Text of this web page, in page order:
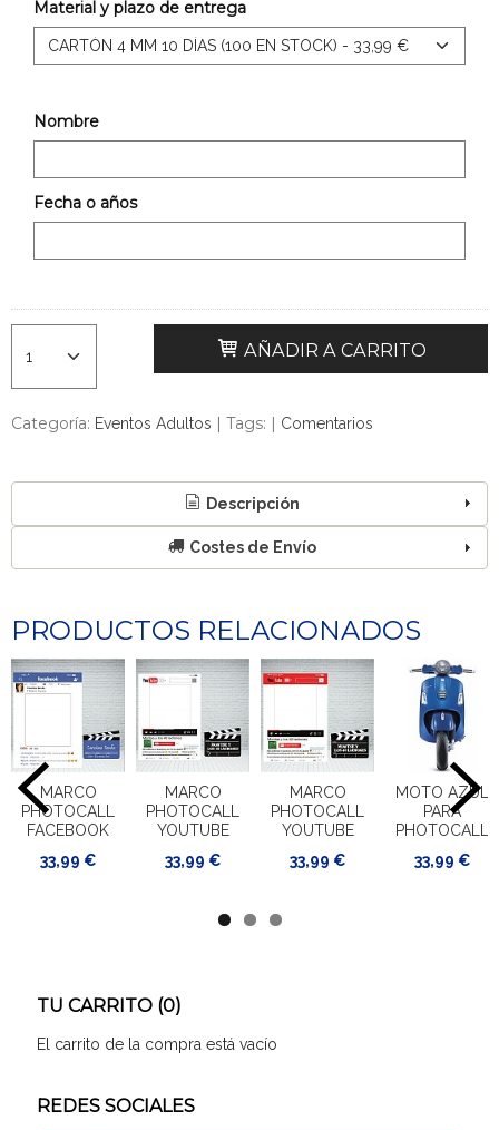
TU CARRITO (0)
El carrito de la compra está vacío
REDES SOCIALES
Material y plazo de entrega
Nombre
Fecha o años
AÑADIR A CARRITO
Categoría: Eventos Adultos | Tags: | Comentarios
Descripción
Costes de Envío
PRODUCTOS RELACIONADOS
MARCO
PHOTOCALL
FACEBOOK
33,99 €
MARCO
PHOTOCALL
YOUTUBE
33,99 €
MARCO
PHOTOCALL
YOUTUBE
33,99 €
MOTO AZUL
PARA
PHOTOCALL
33,99 €